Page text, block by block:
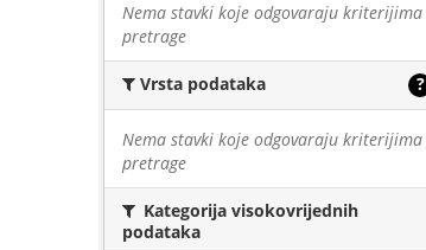
Nema stavki koje odgovaraju kriterijima
pretrage
Vrsta podataka ?
Nema stavki koje odgovaraju kriterijima
pretrage
Kategorija visokovrijednih
podataka